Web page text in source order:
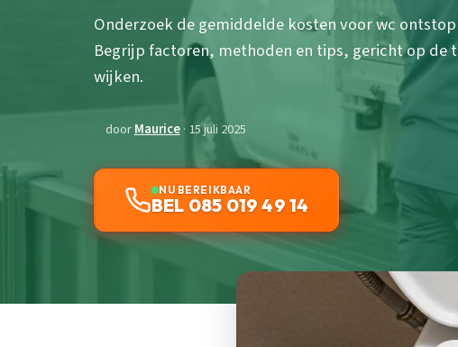
Onderzoek de gemiddelde kosten voor wc
Begrijp factoren, methoden en tips, gericht op de
wijken.
doorMaurice· 15 juli 2025
NU BEREIKBAAR
BEL 085 019 49 14